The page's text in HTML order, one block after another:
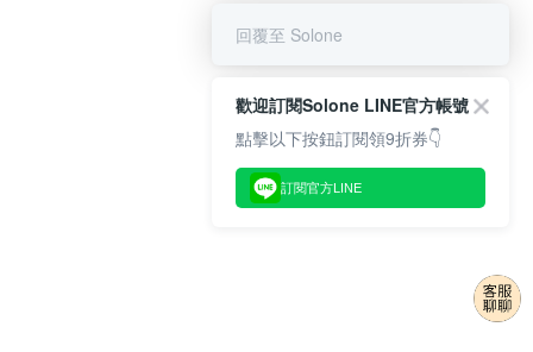
回覆至 Solone
歡迎訂閱Solone LINE官方帳號
點擊以下按鈕訂閱領9折券👇
訂閱官方LINE